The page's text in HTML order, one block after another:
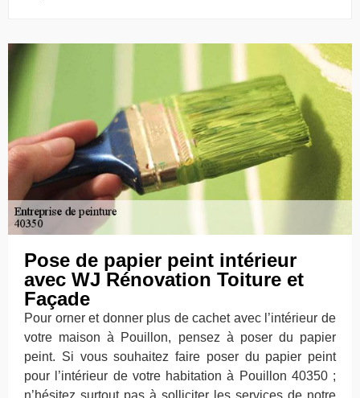
Pose de papier peint intérieur
avec WJ Rénovation Toiture et
Façade
Pour orner et donner plus de cachet avec l’intérieur de
votre maison à Pouillon, pensez à poser du papier
peint. Si vous souhaitez faire poser du papier peint
pour l’intérieur de votre habitation à Pouillon 40350 ;
n’hésitez surtout pas à solliciter les services de notre